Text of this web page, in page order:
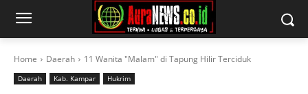
Home Daerah 11 Wanita "Malam" di Tapung Hilir Terciduk
Daerah Kab. Kampar Hukrim